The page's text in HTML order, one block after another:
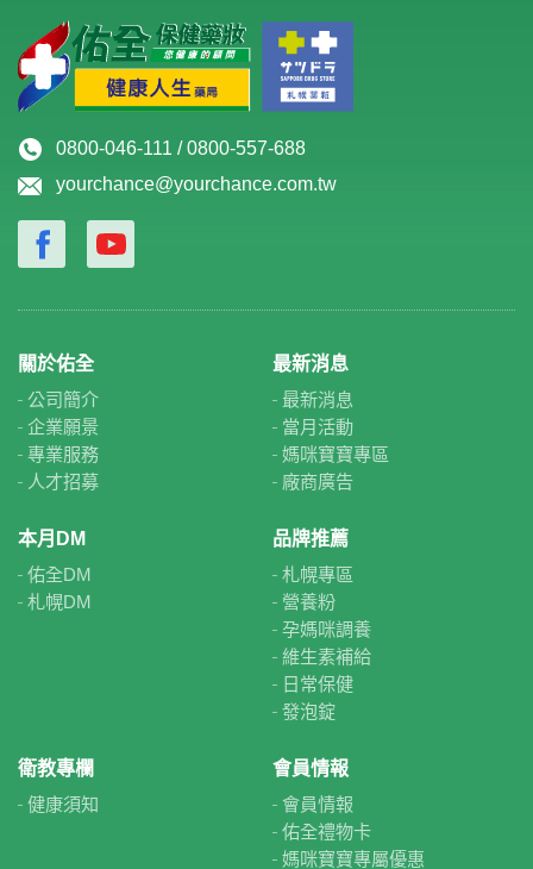
0800-046-111 / 0800-557-688
yourchance@yourchance.com.tw
關於佑全
公司簡介
企業願景
專業服務
人才招募
最新消息
最新消息
當月活動
媽咪寶寶專區
廠商廣告
本月DM
佑全DM
札幌DM
品牌推薦
札幌專區
營養粉
孕媽咪調養
維生素補給
日常保健
發泡錠
衛教專欄
健康須知
會員情報
會員情報
佑全禮物卡
媽咪寶寶專屬優惠